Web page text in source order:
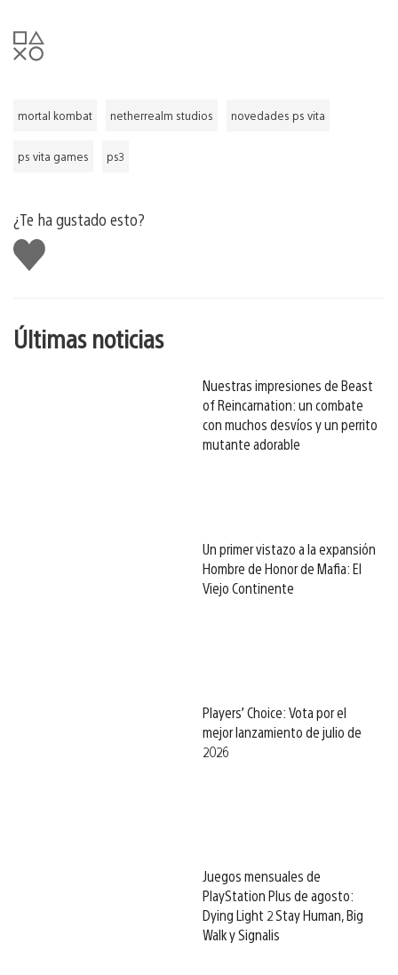
mortal kombat netherrealm studios novedades ps vita
ps vita games ps3
¿Te ha gustado esto?
Me
gusta
Últimas noticias
Nuestras impresiones de Beast
of Reincarnation: un combate
con muchos desvíos y un perrito
mutante adorable
Un primer vistazo a la expansión
Hombre de Honor de Mafia: El
Viejo Continente
Players’ Choice: Vota por el
mejor lanzamiento de julio de
2026
Juegos mensuales de
PlayStation Plus de agosto:
Dying Light 2 Stay Human, Big
Walk y Signalis